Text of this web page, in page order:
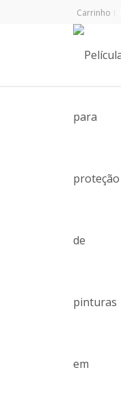
Carrinho